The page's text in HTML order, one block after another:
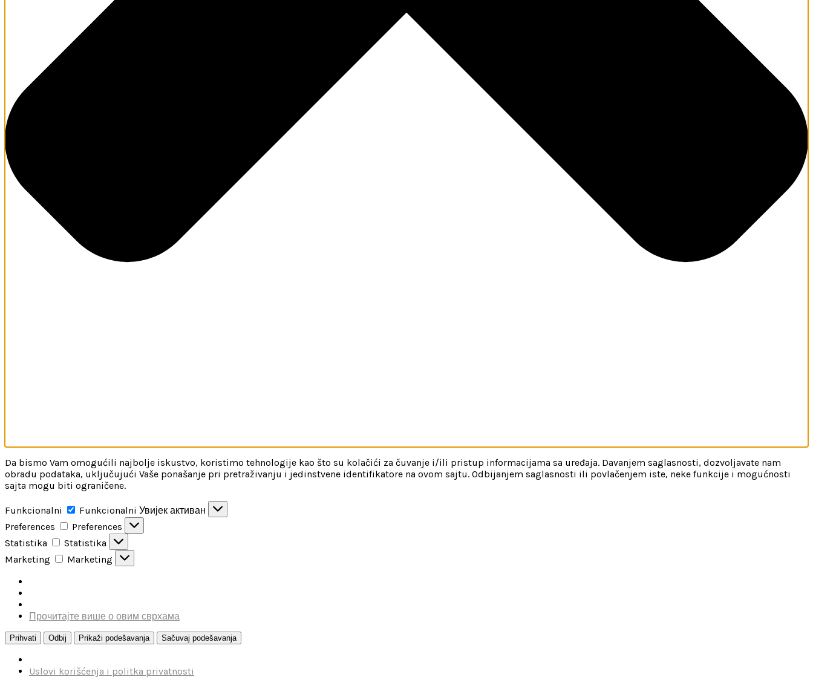
Da bismo Vam omogućili najbolje iskustvo, koristimo tehnologije kao što su kolačići za čuvanje i/ili pristup informacijama sa uređaja. Davanjem saglasnosti, dozvoljavate nam
obradu podataka, uključujući Vaše ponašanje pri pretraživanju i jedinstvene identifikatore na ovom sajtu. Odbijanjem saglasnosti ili povlačenjem iste, neke funkcije i mogućnosti
sajta mogu biti ograničene.
Funkcionalni Funkcionalni Увијек активан
Preferences
Preferences
Statistika
Statistika
Marketing
Marketing
Прочитајте више о овим сврхама
Prihvati Odbij Prikaži podešavanja Sačuvaj podešavanja
Uslovi korišćenja i politka privatnosti